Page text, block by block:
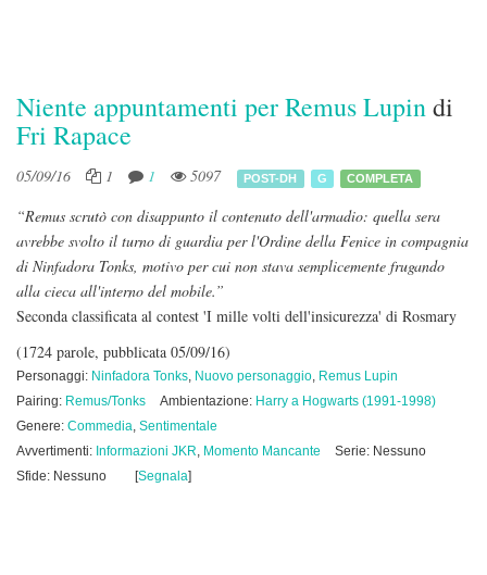
Niente appuntamenti per Remus Lupindi
Fri Rapace
05/09/16 1 1 5097 POST-DH G COMPLETA
“Remus scrutò con disappunto il contenuto dell'armadio: quella sera
avrebbe svolto il turno di guardia per l'Ordine della Fenice in compagnia
di Ninfadora Tonks, motivo per cui non stava semplicemente frugando
alla cieca all'interno del mobile.”
Seconda classificata al contest 'I mille volti dell'insicurezza' di Rosmary
(1724 parole, pubblicata 05/09/16)
Personaggi: Ninfadora Tonks, Nuovo personaggio, Remus Lupin
Pairing: Remus/Tonks Ambientazione: Harry a Hogwarts (1991-1998)
Genere: Commedia, Sentimentale
Avvertimenti: Informazioni JKR, Momento Mancante
Serie: Nessuno
Sfide: Nessuno
[Segnala]